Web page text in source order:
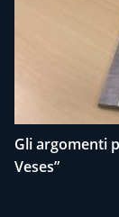
Gli argomenti
Veses”